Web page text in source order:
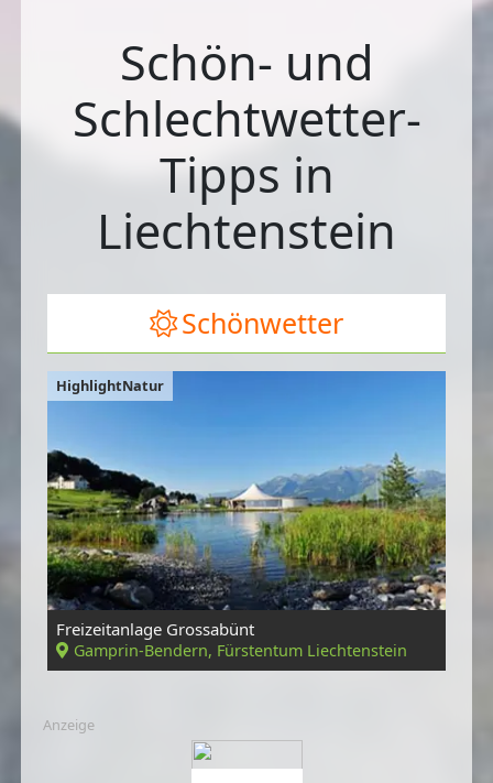
Schön- und
Schlechtwetter-
Tipps in
Liechtenstein
Schönwetter
HighlightNatur
Freizeitanlage Grossabünt
Gamprin-Bendern, Fürstentum Liechtenstein
Anzeige